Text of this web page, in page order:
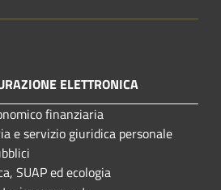
ELETTRONICA
finanziaria
e servizio giuridica personale
SUAP ed ecologia